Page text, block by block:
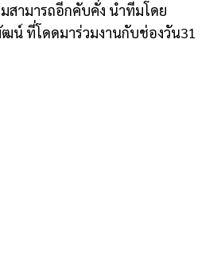
สามารถอีกคับคั่ง นำทีมโดย
น์ ที่โดดมาร่วมงานกับช่องวัน31